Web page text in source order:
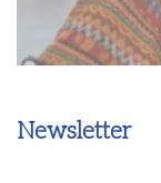
Newsletter